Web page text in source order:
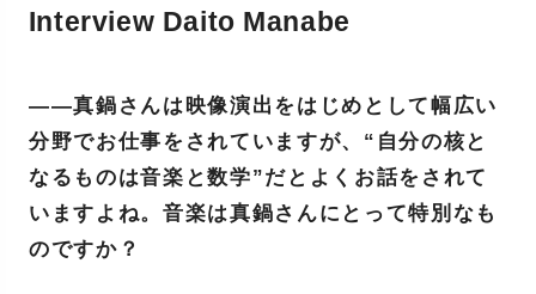
Interview Daito Manabe
――真鍋さんは映像演出をはじめとして幅広い
分野でお仕事をされていますが、“自分の核と
なるものは音楽と数学”だとよくお話をされて
いますよね。音楽は真鍋さんにとって特別なも
のですか？